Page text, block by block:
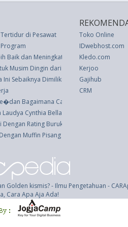
di Pesawat
Baik dan Meningkatkan Hari Anda
Musim Dingin dari MAC Cosmetics
Ini Sebaiknya Dimiliki Wanita
Bagaimana Cara Membuatnya Di
Cynthia Bella
Rating Buruk di Dunia
Muffin Pisang Selai Kacang: 5 Bahan
Toko Online
IDwebhost.com
Kledo.com
Kerjoo
Gajihub
CRM
Golden kismis? - Ilmu Pengetahuan -
Cara Apa Aja Ada!